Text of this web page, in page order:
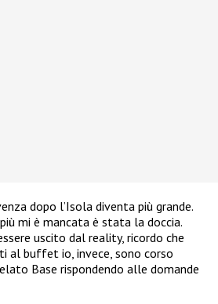
dopo l’Isola diventa più grande.
mi è mancata è stata la doccia.
uscito dal reality, ricordo che
al buffet io, invece, sono corso
Base rispondendo alle domande